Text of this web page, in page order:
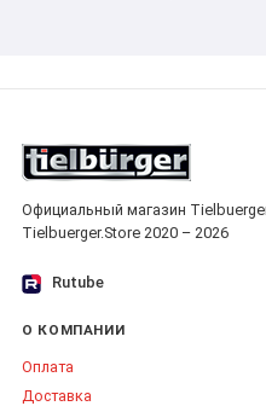
Официальный магазин
Tielbuerger.Store 2020 – 2026
Rutube
О КОМПАНИИ
Оплата
Доставка